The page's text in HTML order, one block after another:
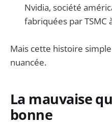
Nvidia, société
fabriquées par TSMC
Mais cette histoire
nuancée.
La mauvaise
bonne